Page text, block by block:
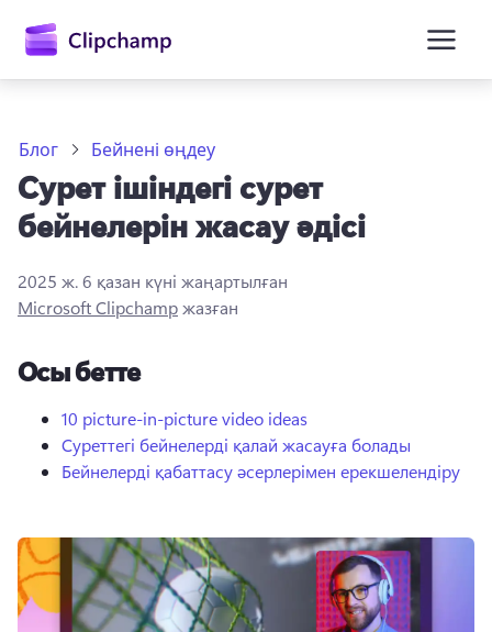
Тегін қолданып көру
Блог Бейнені өңдеу
Сурет ішіндегі сурет
бейнелерін жасау әдісі
2025 ж. 6 қазан күні жаңартылған
Microsoft Clipchampжазған
Осы бетте
10 picture-in-picture video ideas
Суреттегі бейнелерді қалай жасауға болады
Бейнелерді қабаттасу әсерлерімен ерекшелендіру